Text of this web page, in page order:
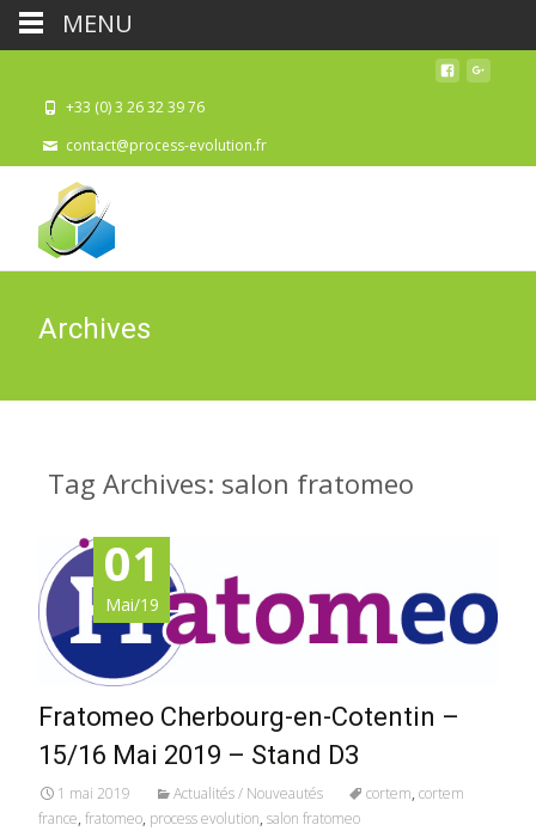
+33 (0) 3 26 32 39 76
contact@process-evolution.fr
Archives
Tag Archives: salon fratomeo
01
Mai/19
Fratomeo Cherbourg-en-Cotentin –
15/16 Mai 2019 – Stand D3
1 mai 2019 Actualités / Nouveautés cortem, cortem
france, fratomeo, process evolution, salon fratomeo
MENU